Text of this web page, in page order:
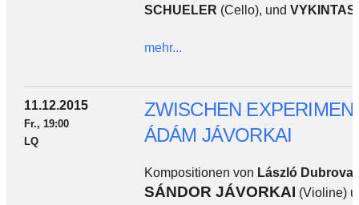
SCHUELER (Cello), und
mehr...
11.12.2015
Fr., 19:00
LQ
ZWISCHEN EXPERIMENT UND
ÁDÁM JÁVORKAI
Kompositionen von László
SÁNDOR JÁVORKAI (Violine)